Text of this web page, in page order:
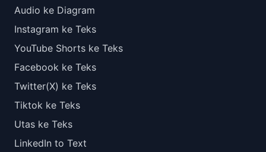
Audio ke Diagram
Instagram ke Teks
YouTube Shorts ke Teks
Facebook ke Teks
Twitter(X) ke Teks
Tiktok ke Teks
Utas ke Teks
LinkedIn to Text